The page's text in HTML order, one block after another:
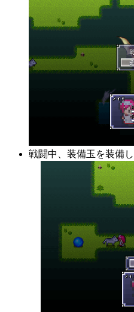
戦闘中、装備玉を装備